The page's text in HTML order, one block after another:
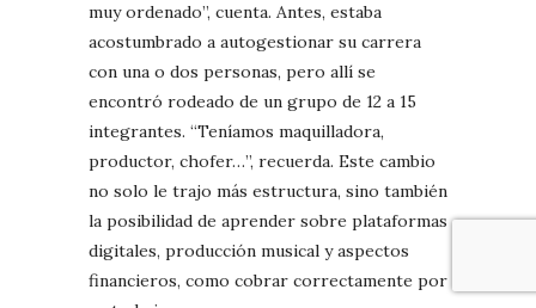
muy ordenado”, cuenta. Antes, estaba
acostumbrado a autogestionar su carrera
con una o dos personas, pero allí se
encontró rodeado de un grupo de 12 a 15
integrantes. “Teníamos maquilladora,
productor, chofer…”, recuerda. Este cambio
no solo le trajo más estructura, sino también
la posibilidad de aprender sobre plataformas
digitales, producción musical y aspectos
financieros, como cobrar correctamente por